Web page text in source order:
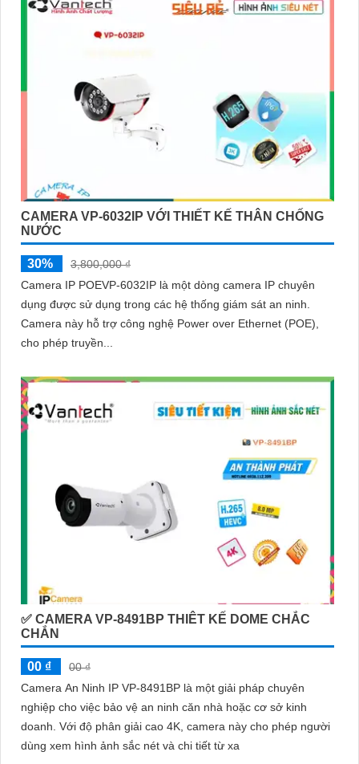
CAMERA VP-6032IP VỚI THIẾT KẾ THÂN CHỐNG
NƯỚC
30%
3,800,000 ₫
Camera IP POEVP-6032IP là một dòng camera IP chuyên
dụng được sử dụng trong các hệ thống giám sát an ninh.
Camera này hỗ trợ công nghệ Power over Ethernet (POE),
cho phép truyền...
✅ CAMERA VP-8491BP THIÊT KẾ DOME CHẮC
CHẮN
00 ₫
00 ₫
Camera An Ninh IP VP-8491BP là một giải pháp chuyên
nghiệp cho việc bảo vệ an ninh căn nhà hoặc cơ sở kinh
doanh. Với độ phân giải cao 4K, camera này cho phép người
dùng xem hình ảnh sắc nét và chi tiết từ xa